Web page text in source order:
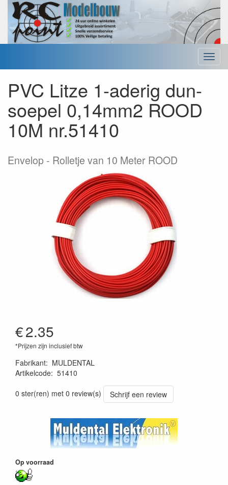
Menu
PVC Litze 1-aderig dun-
soepel 0,14mm2 ROOD
10M nr.51410
Envelop Rolletje van 10 Meter ROOD
€2.35
*Prijzen zijn inclusief btw
Fabrikant: MULDENTAL
Artikelcode: 51410
0 ster(ren) met 0 review(s)
Schrijf een review
Op voorraad